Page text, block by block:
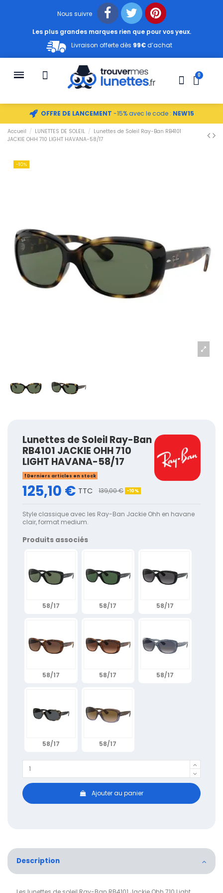
Nous suivre
Les plus grandes marques rien que pour vos yeux.
Livraison offerte dès 99€d’achat
OFFRE DE LANCEMENT -15% avec le code : NEW15
Accueil LUNETTES DE SOLEIL
Lunettes de Soleil Ray-Ban RB4101
JACKIE OHH 710 LIGHT HAVANA-58/17
-10%
Lunettes de Soleil Ray-Ban
RB4101 JACKIE OHH 710
LIGHT HAVANA-58/17
Derniers articles en stock
125,10 € TTC 139,00 € -10%
Style classique avec les Ray-Ban Jackie Ohh en havane
clair, format medium.
Produits associés
58/17 58/17 58/17
58/17 58/17 58/17
58/17 58/17
Ajouter au panier
Description